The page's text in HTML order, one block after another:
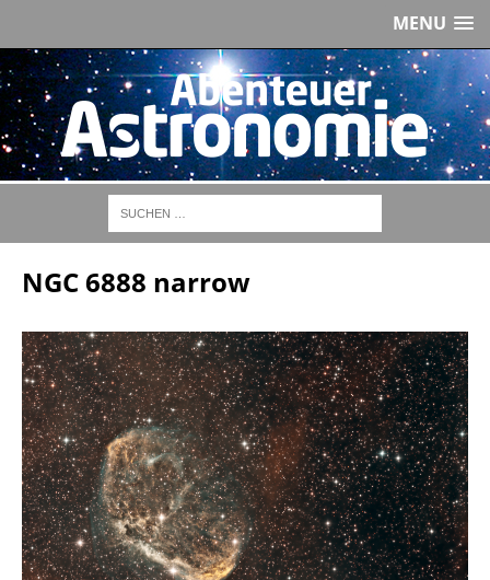
MENU
NGC 6888 narrow